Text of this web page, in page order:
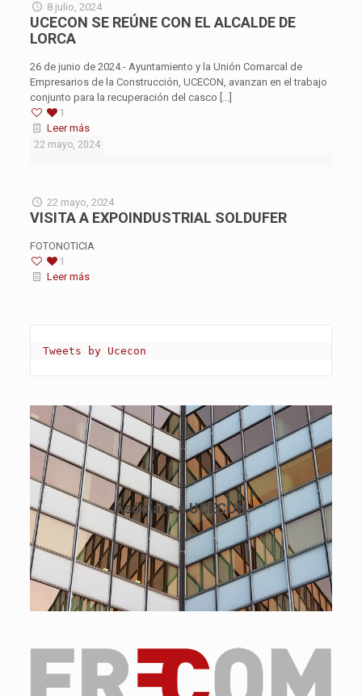
8 julio, 2024
UCECON SE REÚNE CON EL ALCALDE DE
LORCA
26 de junio de 2024.- Ayuntamiento y la Unión Comarcal de
Empresarios de la Construcción, UCECON, avanzan en el trabajo
conjunto para la recuperación del casco […]
1
Leer más
22 mayo, 2024
22 mayo, 2024
VISITA A EXPOINDUSTRIAL SOLDUFER
FOTONOTICIA
1
Leer más
Tweets by Ucecon
Asóciate a UCECON
Conoce las ventajas de asociarte a UCECON. Trabajando
por el mejor servicio en el sector de la construcción
Ver Ventajas